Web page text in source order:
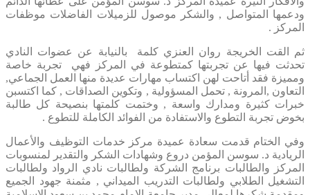
ودعمها المتواصل , والشكر موصول للزميلات الفاضلات موظفات
المركز .
ثم القت الخريجة روان العنزي كلمة بالنيابة عن عضوات النادي
تحدثت فيها عن تجربتها كمتطوعة في المركز فهي تجربة خاصة
ومميزة فقد أتاحت لهن اكتساب مهارات عديدة منها العمل الجماعي,
التعاون ,المرونة , تحمل المسؤولية , وتكوين الصداقات , كما اكتسبن
خبرات كثيرة ومدارك واسعة , وختمت كلمتها بنصيحة كل طالبة
بخوض تجربة التطوع والاستفادة من الفوائد الكاملة للتطوع .
وفي الختام قدمت سعادة عميدة مركز خدمات التوظيف والأعمال
الريادية د. سوسن المؤمن دروع وشهادات الشكر والتقدير لمنسوبات
المركز والطالبات برنامج الشركة ولطالبات نادي الرواد ولطالبات
التشغيل الطلابي ولطالبات التدريب الميداني , مثمنة جهود الجميع